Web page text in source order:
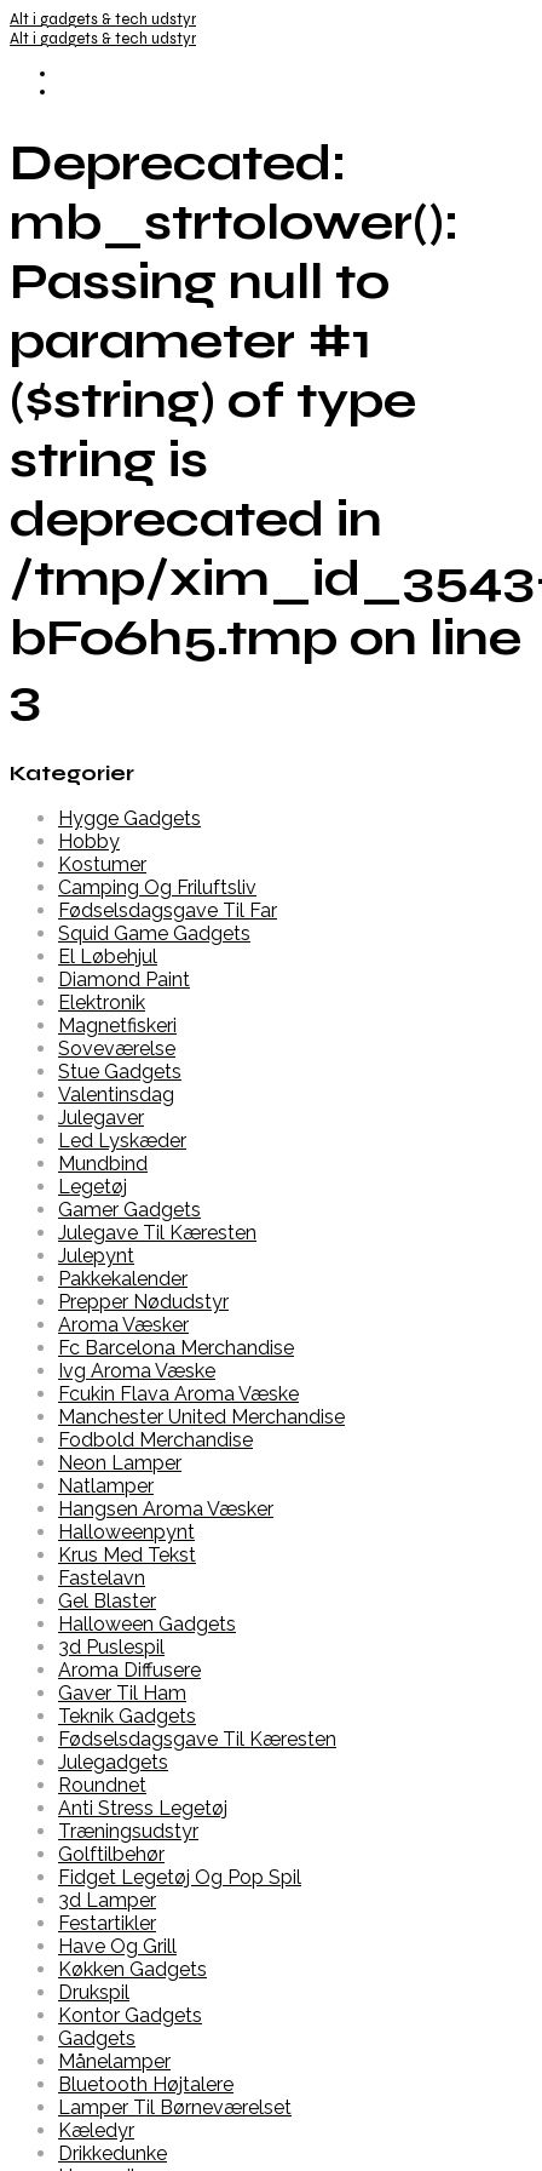
Alt i gadgets & tech udstyr
Alt i gadgets & tech udstyr
Deprecated:
mb_strtolower():
Passing null to
parameter #1
($string) of type
string is
deprecated in
/tmp/
bFo6h5.tmp on line
3
Kategorier
Hygge Gadgets
Hobby
Kostumer
Camping Og Friluftsliv
Fødselsdagsgave Til Far
Squid Game Gadgets
El Løbehjul
Diamond Paint
Elektronik
Magnetfiskeri
Soveværelse
Stue Gadgets
Valentinsdag
Julegaver
Led Lyskæder
Mundbind
Legetøj
Gamer Gadgets
Julegave Til Kæresten
Julepynt
Pakkekalender
Prepper Nødudstyr
Aroma Væsker
Fc Barcelona Merchandise
Ivg Aroma Væske
Fcukin Flava Aroma Væske
Manchester United Merchandise
Fodbold Merchandise
Neon Lamper
Natlamper
Hangsen Aroma Væsker
Halloweenpynt
Krus Med Tekst
Fastelavn
Gel Blaster
Halloween Gadgets
3d Puslespil
Aroma Diffusere
Gaver Til Ham
Teknik Gadgets
Fødselsdagsgave Til Kæresten
Julegadgets
Roundnet
Anti Stress Legetøj
Træningsudstyr
Golftilbehør
Fidget Legetøj Og Pop Spil
3d Lamper
Festartikler
Have Og Grill
Køkken Gadgets
Drukspil
Kontor Gadgets
Gadgets
Månelamper
Bluetooth Højtalere
Lamper Til Børneværelset
Kæledyr
Drikkedunke